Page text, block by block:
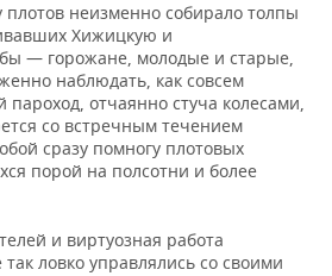
неизменно собирало толпы
Хижицкую и
— горожане, молодые и старые,
наблюдать, как совсем
пароход, отчаянно стуча колесами,
со встречным течением
сразу помногу плотовых
порой на полсотни и более
и виртуозная работа
ловко управлялись со своими